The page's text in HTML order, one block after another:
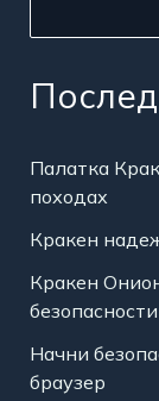
Палатка
походах
Кракен
Кракен
безопасности
Начни
браузер